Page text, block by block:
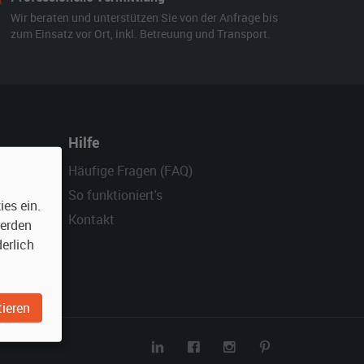
Wir beraten und unterstützen Sie von der Anfrage bis
zum Einsatz vor Ort, inkl. Betreuung und Transport.
Hilfe
Häufige Fragen (FAQ)
So funktioniert's
Kontakt
ein.